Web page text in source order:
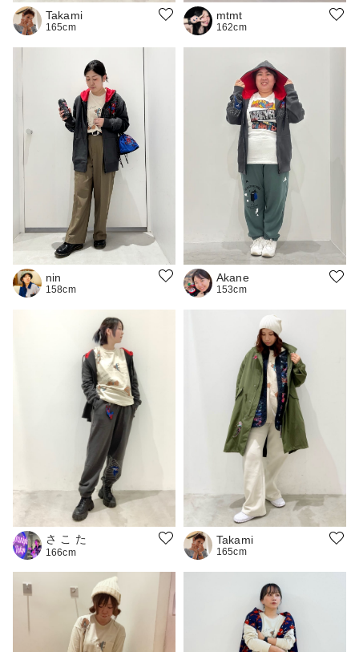
Takami
165cm
mtmt
162cm
nin
158cm
Akane
153cm
さ こ た
166cm
Takami
165cm